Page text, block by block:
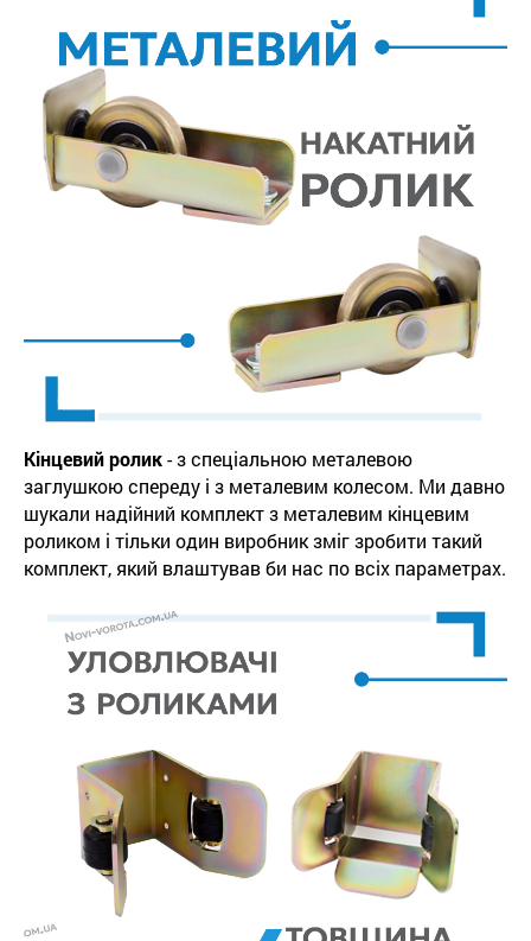
Кінцевий ролик- з спеціальною металевою
заглушкою спереду і з металевим колесом. Ми давно
шукали надійний комплект з металевим кінцевим
роликом і тільки один виробник зміг зробити такий
комплект, який влаштував би нас по всіх параметрах.